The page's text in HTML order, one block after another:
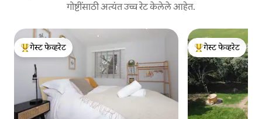
गोष्टींसाठी अत्यंत उच्च रेट केलेले आहेत.
टॉप गेस्ट फेव्हरेट
गेस्ट फेव्हरेट
टॉप गेस्ट फेव्हरेट
गेस्ट फेव्हरेट